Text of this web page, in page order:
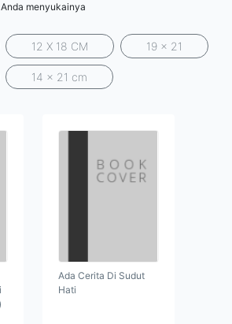
menyukainya
12 X 18 CM 19 x 21
14 x 21 cm
Ada Cerita Di Sudut
Hati